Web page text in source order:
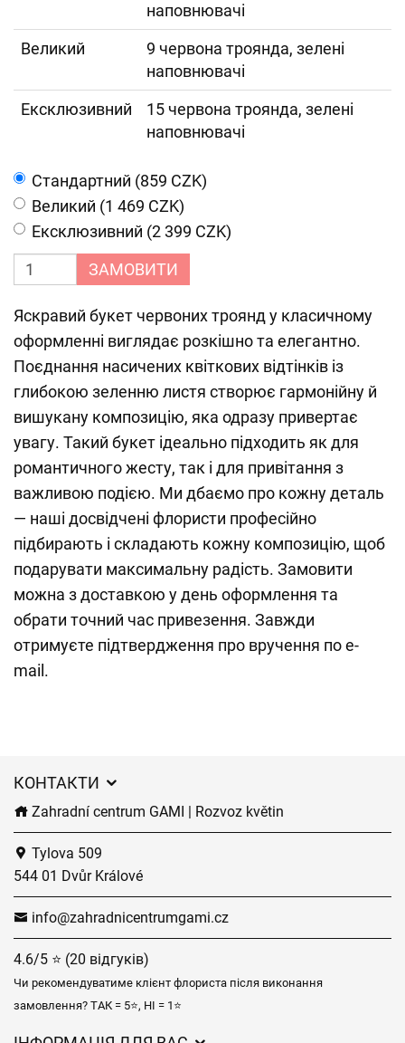
наповнювачі
Великий
9 червона троянда, зелені
наповнювачі
Ексклюзивний
15 червона троянда, зелені
наповнювачі
Cтандартний (859 CZK)
Великий (1 469 CZK)
Ексклюзивний (2 399 CZK)
ЗАМОВИТИ
Яскравий букет червоних троянд у класичному
оформленні виглядає розкішно та елегантно.
Поєднання насичених квіткових відтінків із
глибокою зеленню листя створює гармонійну й
вишукану композицію, яка одразу привертає
увагу. Такий букет ідеально підходить як для
романтичного жесту, так і для привітання з
важливою подією. Ми дбаємо про кожну деталь
— наші досвідчені флористи професійно
підбирають і складають кожну композицію, щоб
подарувати максимальну радість. Замовити
можна з доставкою у день оформлення та
обрати точний час привезення. Завжди
отримуєте підтвердження про вручення по e-
mail.
КОНТАКТИ
Zahradní centrum GAMI | Rozvoz květin
Tylova 509
544 01 Dvůr Králové
info@zahradnicentrumgami.cz
4.6/5 ⭐ (20 відгуків)
Чи рекомендуватиме клієнт флориста після виконання
замовлення? ТАК = 5⭐, НІ = 1⭐